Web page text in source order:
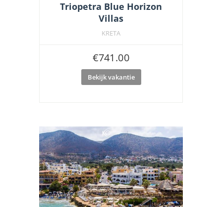
Triopetra Blue Horizon
Villas
KRETA
€741.00
Bekijk vakantie